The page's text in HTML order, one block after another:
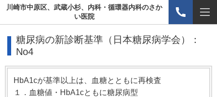
川崎市中原区、武蔵小杉、内科・循環器内科のさか
い医院
糖尿病の新診断基準（日本糖尿病学会）：
No4
HbA1cが基準以上は、血糖とともに再検査
１．血糖値・HbA1cともに糖尿病型